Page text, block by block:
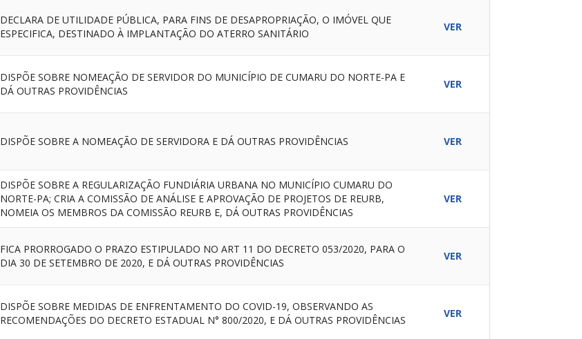
DECLARA DE UTILIDADE PÚBLICA, PARA FINS DE DESAPROPRIAÇÃO, O IMÓVEL QUE
ESPECIFICA, DESTINADO À IMPLANTAÇÃO DO ATERRO SANITÁRIO
VER
DISPÕE SOBRE NOMEAÇÃO DE SERVIDOR DO MUNICÍPIO DE CUMARU DO NORTE-PA E
DÁ OUTRAS PROVIDÊNCIAS
VER
DISPÕE SOBRE A NOMEAÇÃO DE SERVIDORA E DÁ OUTRAS PROVIDÊNCIAS VER
DISPÕE SOBRE A REGULARIZAÇÃO FUNDIÁRIA URBANA NO MUNICÍPIO CUMARU DO
NORTE-PA; CRIA A COMISSÃO DE ANÁLISE E APROVAÇÃO DE PROJETOS DE REURB,
NOMEIA OS MEMBROS DA COMISSÃO REURB E, DÁ OUTRAS PROVIDÊNCIAS
VER
FICA PRORROGADO O PRAZO ESTIPULADO NO ART 11 DO DECRETO 053/2020, PARA O
DIA 30 DE SETEMBRO DE 2020, E DÁ OUTRAS PROVIDÊNCIAS
VER
DISPÕE SOBRE MEDIDAS DE ENFRENTAMENTO DO COVID-19, OBSERVANDO AS
RECOMENDAÇÕES DO DECRETO ESTADUAL N° 800/2020, E DÁ OUTRAS PROVIDÊNCIAS
VER